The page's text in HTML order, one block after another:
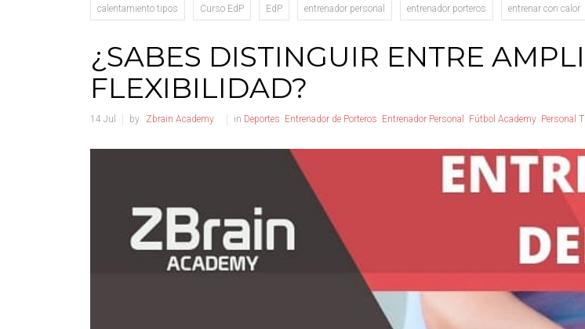
calentamiento tipos Curso EdP EdP entrenador personal entrenador porteros entrenar con calor
¿SABES DISTINGUIR ENTRE
FLEXIBILIDAD?
14 Jul by Zbrain Academy in Deportes Entrenador de Porteros Entrenador Personal Fútbol Academy Personal